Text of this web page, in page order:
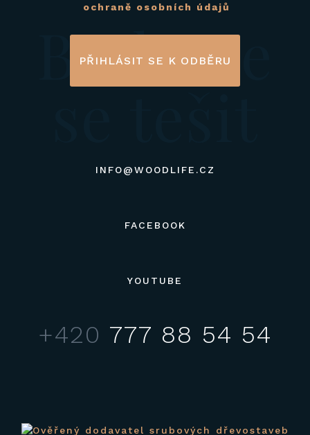
Budeme
ochraně osobních údajů
PŘIHLÁSIT SE K ODBĚRU
INFO@WOODLIFE.CZ
FACEBOOK
YOUTUBE
+420 777 88 54 54